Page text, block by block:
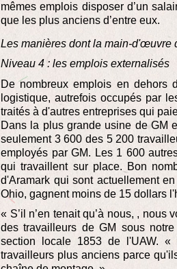
mêmes emplois disposer d’un
que les plus anciens d’entre eux.
Les manières dont la main-d'œuvre
Niveau 4 : les emplois externalisés
De nombreux emplois en dehors
logistique, autrefois occupés par
traités à d'autres entreprises qui
Dans la plus grande usine de GM
seulement 3 600 des 5 200
employés par GM. Les 1 600
qui travaillent sur place. Bon
d'Aramark qui sont actuellement
Ohio, gagnent moins de 15 dollars
« S’il n’en tenait qu’à nous, ,
des travailleurs de GM sous
section locale 1853 de l'UAW. «
travailleurs plus anciens parce